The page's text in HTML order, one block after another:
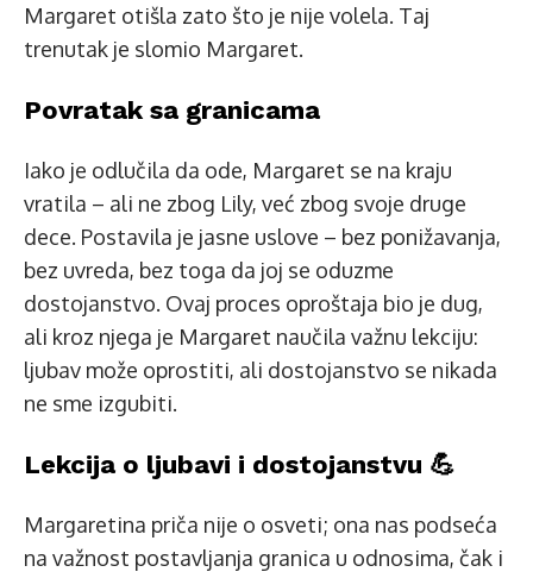
Margaret otišla zato što je nije volela. Taj
trenutak je slomio Margaret.
Povratak sa granicama
Iako je odlučila da ode, Margaret se na kraju
vratila – ali ne zbog Lily, već zbog svoje druge
dece. Postavila je jasne uslove – bez ponižavanja,
bez uvreda, bez toga da joj se oduzme
dostojanstvo. Ovaj proces oproštaja bio je dug,
ali kroz njega je Margaret naučila važnu lekciju:
ljubav može oprostiti, ali dostojanstvo se nikada
ne sme izgubiti.
Lekcija o ljubavi i dostojanstvu 💪
Margaretina priča nije o osveti; ona nas podseća
na važnost postavljanja granica u odnosima, čak i